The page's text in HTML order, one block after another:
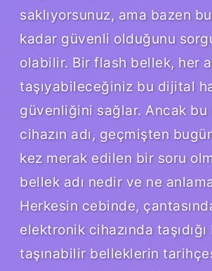
saklıyorsunuz, ama bazen
kadar güvenli olduğunu
olabilir. Bir flash bellek, her
taşıyabileceğiniz bu dijital
güvenliğini sağlar. Ancak bu
cihazın adı, geçmişten
kez merak edilen bir soru
bellek adı nedir ve ne
Herkesin cebinde,
elektronik cihazında taşıdığı
taşınabilir belleklerin